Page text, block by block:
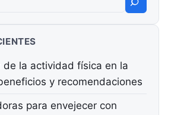
de la actividad física en la
y recomendaciones
para envejecer con